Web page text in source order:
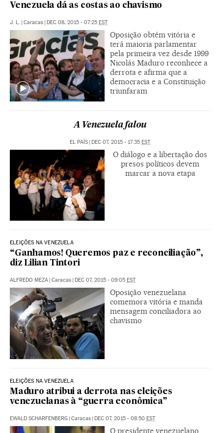
Venezuela dá as costas ao chavismo
J. L. | Caracas | DEC 08, 2015 - 07:25 EST
Oposição obtém vitória e
terá maioria parlamentar
pela primeira vez desde 1999
Nicolás Maduro reconhece a
derrota e afirma que a
democracia e a Constituição
triunfaram
A Venezuela falou
EL PAÍS | DEC 07, 2015 - 17:35 EST
O diálogo e a libertação dos
presos políticos devem
marcar a nova etapa
ELEIÇÕES NA VENEZUELA
“Ganhamos! Queremos paz e reconciliação”,
diz Lilian Tintori
ALFREDO MEZA Caracas DEC 07, 2015 - 09:05 EST
Oposição venezuelana
comemora vitória e manda
mensagem conciliadora ao
chavismo
ELEIÇÕES NA VENEZUELA
Maduro atribui a derrota nas eleições
venezuelanas à “guerra econômica”
EWALD SCHARFENBERG Caracas DEC 07, 2015 - 08:50 EST
O presidente venezuelano